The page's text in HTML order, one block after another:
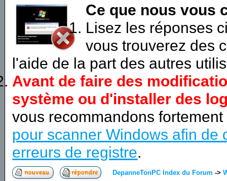
Ce que nous vous
Lisez les réponses
vous trouverez des
l'aide de la part des autres
Avant de faire des
système ou d'installer des
vous recommandons
pour scanner Windows afin de
erreurs de registre.
DepanneTonPC Index du Forum ->